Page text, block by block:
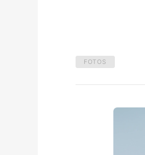
FOTOS